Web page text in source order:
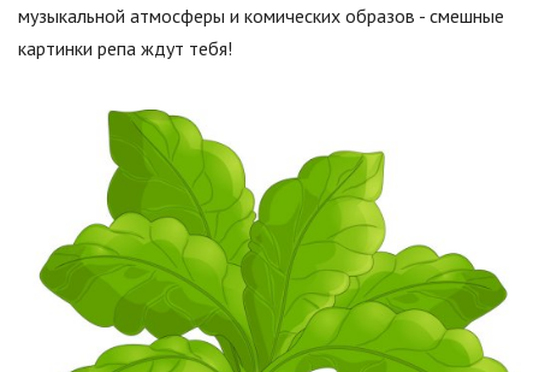
музыкальной атмосферы и комических образов - смешные
картинки репа ждут тебя!